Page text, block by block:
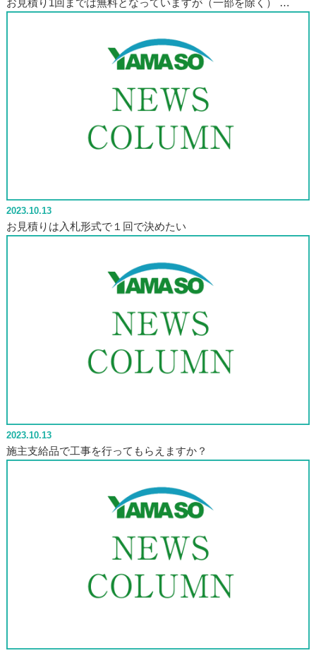
2023.10.13
お見積りは入札形式で１回で決めたい
2023.10.13
施主支給品で工事を行ってもらえますか？